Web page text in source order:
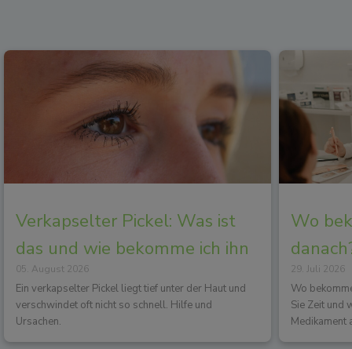
Verkapselter Pickel: Was ist
das und wie bekomme ich ihn
los?
05. August 2026
Ein verkapselter Pickel liegt tief unter der Haut und
verschwindet oft nicht so schnell. Hilfe und
Ursachen.
Wo
29. Juli 2026
Wo
Sie Zeit und
Medikament